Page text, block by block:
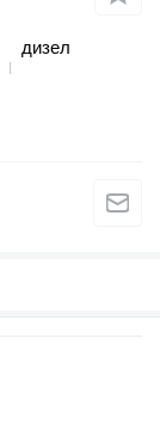
дизел